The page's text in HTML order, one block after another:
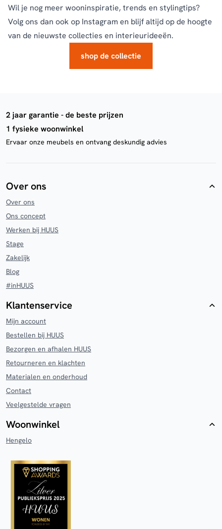
Wil je nog meer wooninspiratie, trends en stylingtips?
Volg ons dan ook op Instagramen blijf altijd op de hoogte
van de nieuwste collecties en interieurideeën.
shop de collectie
2 jaar garantie - de beste prijzen
1 fysieke woonwinkel
Ervaar onze meubels en ontvang deskundig advies
Over ons
Over ons
Ons concept
Werken bij HUUS
Stage
Zakelijk
Blog
#inHUUS
Klantenservice
Mijn account
Bestellen bij HUUS
Bezorgen en afhalen HUUS
Retourneren en klachten
Materialen en onderhoud
Contact
Veelgestelde vragen
Woonwinkel
Hengelo